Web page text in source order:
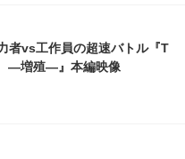
者vs工作員の超速バトル『T
―増殖―』本編映像